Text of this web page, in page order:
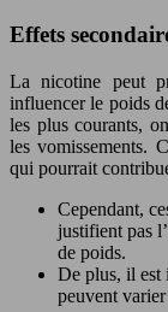
Effets
La nicotine peut
influencer le poids
les plus courants,
les vomissements.
qui pourrait
Cependant,
justifient pas
de poids.
De plus, il est
peuvent varier